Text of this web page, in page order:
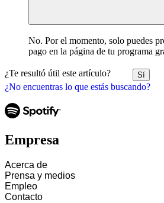
¿No encuentras lo que estás buscando?
No. Por el momento, solo puedes
pago en la página de tu programa
¿Te resultó útil este artículo? Sí
Empresa
Acerca de
Prensa y medios
Empleo
Contacto